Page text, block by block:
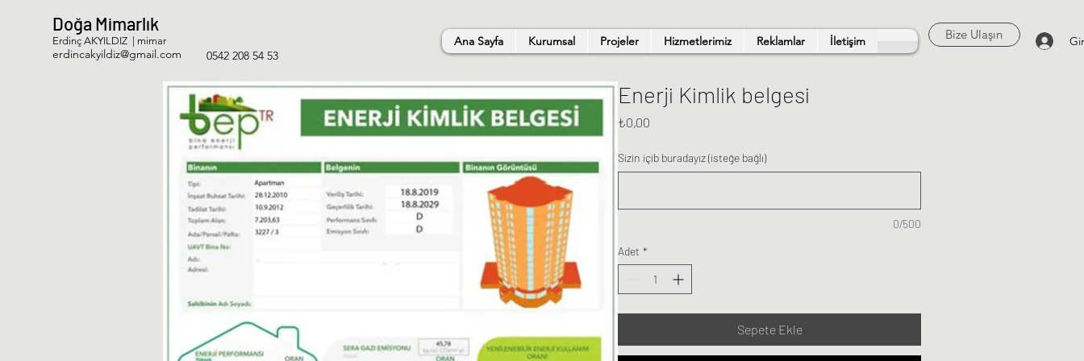
Doğa Mimarlık
Erdinç AKYILDIZ | mimar
erdincakyildiz@gmail.com 0542 208 54 53
Ana Sayfa Kurumsal Projeler Hizmetlerimiz Reklamlar İletişim Bize Ulaşın
Enerji Kimlik belgesi
₺0,00
Sizin içib buradayız (isteğe bağlı)
0/500
Adet *
Sepete Ekle